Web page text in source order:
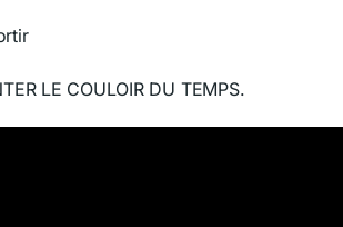
LE COULOIR DU TEMPS.